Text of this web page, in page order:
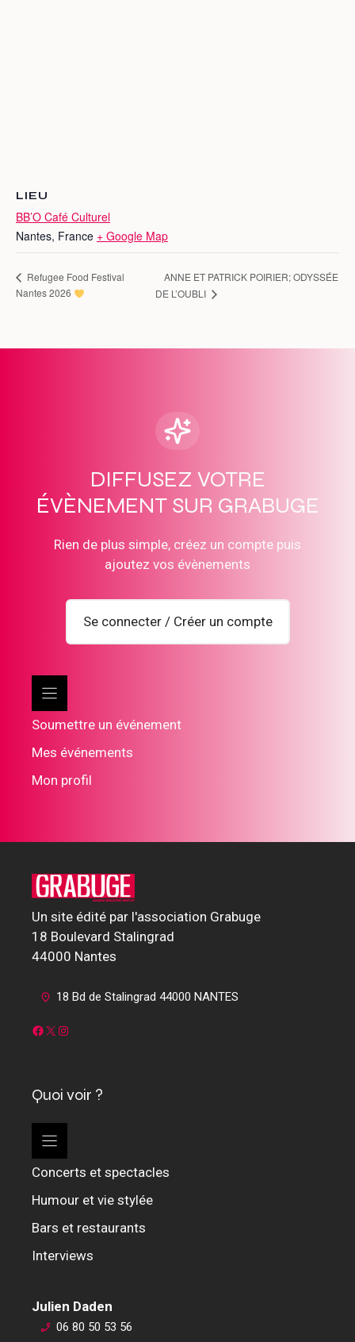
LIEU
BB’O Café Culturel
Nantes, France + Google Map
Refugee Food Festival
Nantes 2026
ANNE ET PATRICK POIRIER; ODYSSÉE
DE L’OUBLI
DIFFUSEZ VOTRE
ÉVÈNEMENT SUR GRABUGE
Rien de plus simple, créez un compte puis
ajoutez vos évènements
Se connecter / Créer un compte
Soumettre un événement
Mes événements
Mon profil
Un site édité par l'association Grabuge
18 Boulevard Stalingrad
44000 Nantes
18 Bd de Stalingrad 44000 NANTES
Facebook
X Instagram
Quoi voir ?
Concerts et spectacles
Humour et vie stylée
Bars et restaurants
Interviews
Julien Daden
06 80 50 53 56